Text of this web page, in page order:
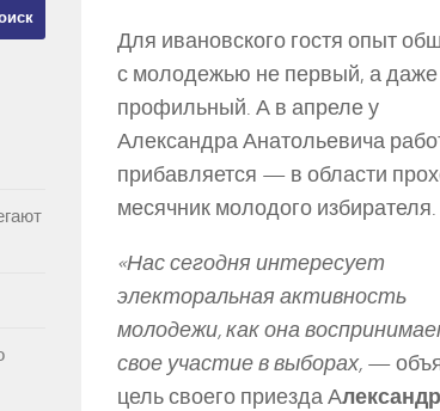
Для ивановского гостя опыт
с молодежью не первый, а даже
профильный. А в апреле у
Александра Анатольевича
прибавляется — в области
месячник молодого избирателя.
«Нас сегодня интересует
электоральная активность
молодежи, как она
свое участие в выборах, —
цель своего приезда Александр